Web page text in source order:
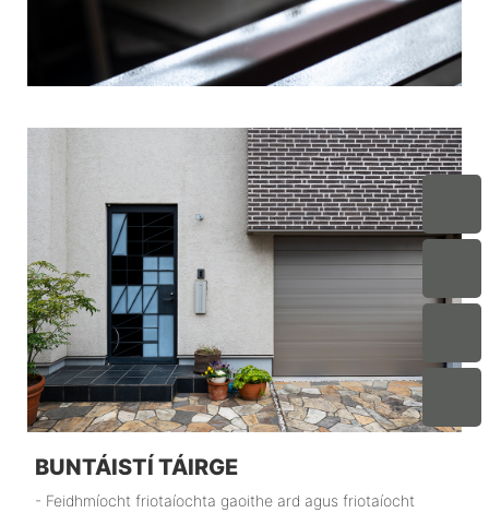
BUNTÁISTÍ TÁIRGE
- Feidhmíocht friotaíochta gaoithe ard agus friotaíocht